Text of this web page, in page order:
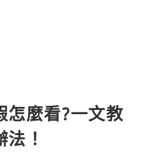
怎麼看?一文教
！